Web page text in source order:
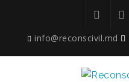
info@reconscivil.md